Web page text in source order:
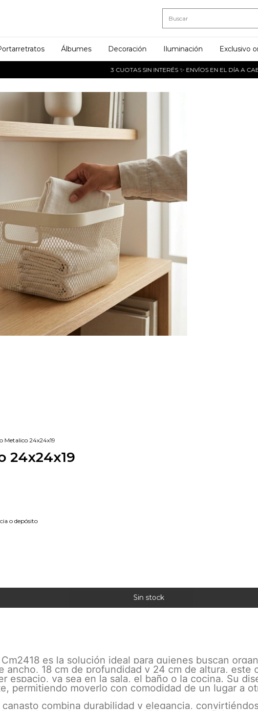
Álbumes Decoración Iluminación Exclusivo
3 CUOTAS SIN INTERÉS ✨ ENVÍOS EN EL DÍA A CABA Y
Metalico 24x24x19
24x24x19
o depósito
es la solución ideal para quienes buscan
ancho, 18 cm de profundidad y 24 cm de altura, este
espacio, ya sea en la sala, el baño o la cocina. Su
permitiendo moverlo con comodidad de un lugar a
combina durabilidad y elegancia,